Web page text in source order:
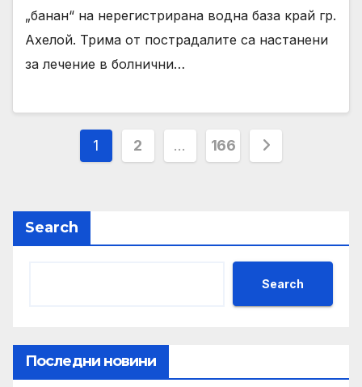
„банан“ на нерегистрирана водна база край гр.
Ахелой. Трима от пострадалите са настанени
за лечение в болнични…
Posts
1 2 … 166
Search
Search
Последни новини